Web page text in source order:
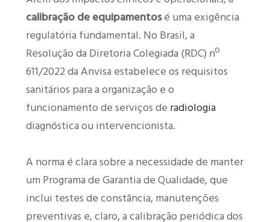
calibração de equipamentosé uma exigência
regulatória fundamental. No Brasil, a
Resolução da Diretoria Colegiada (RDC) nº
611/2022 da Anvisa estabelece os requisitos
sanitários para a organização e o
funcionamento de serviços de radiologia
diagnóstica ou intervencionista.
A norma é clara sobre a necessidade de manter
um Programa de Garantia de Qualidade, que
inclui testes de constância, manutenções
preventivas e, claro, a calibração periódica dos